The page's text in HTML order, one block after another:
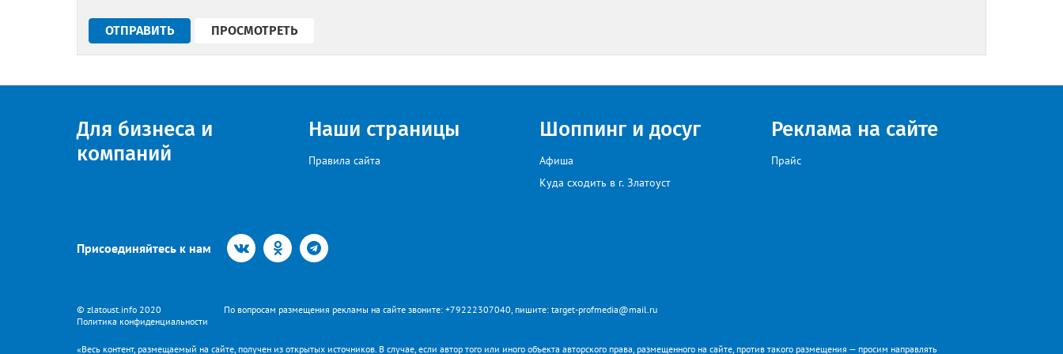
Для бизнеса и
компаний
Наши страницы
Правила сайта
Шоппинг и досуг
Афиша
Куда сходить в г. Златоуст
Реклама на сайте
Прайс
Присоединяйтесь к нам
© zlatoust.info 2020
Политика конфиденциальности
По вопросам размещения рекламы на сайте звоните: +79222307040, пишите: target-profmedia@mail.ru
«Весь контент, размещаемый на сайте, получен из открытых источников. В случае, если автор того или иного объекта авторского права, размещенного на сайте, против такого размещения — просим направлять